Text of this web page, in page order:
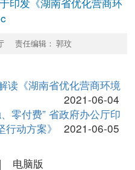
责任编辑： 郭玟
读《湖南省优化营商环境
2021-06-04
零付费” 省政府办公厅印
动方案》
2021-06-05
| 电脑版